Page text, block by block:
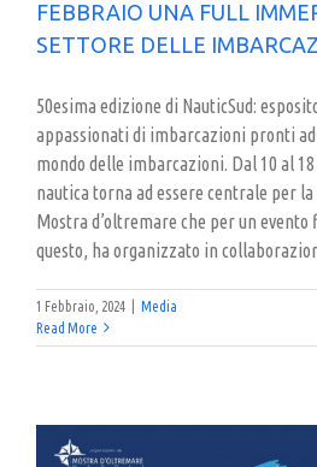
FEBBRAIO UNA FULL
SETTORE DELLE
50esima edizione di NauticSud:
appassionati di imbarcazioni pronti
mondo delle imbarcazioni. Dal 10 al
nautica torna ad essere centrale per
Mostra d’oltremare che per un evento
questo, ha organizzato in
1 Febbraio, 2024
Media
Read More